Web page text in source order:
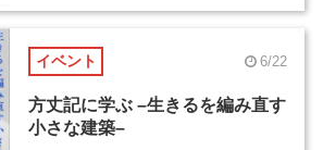
イベント 6/22
方丈記に学ぶ –生きるを編み直す
小さな建築–